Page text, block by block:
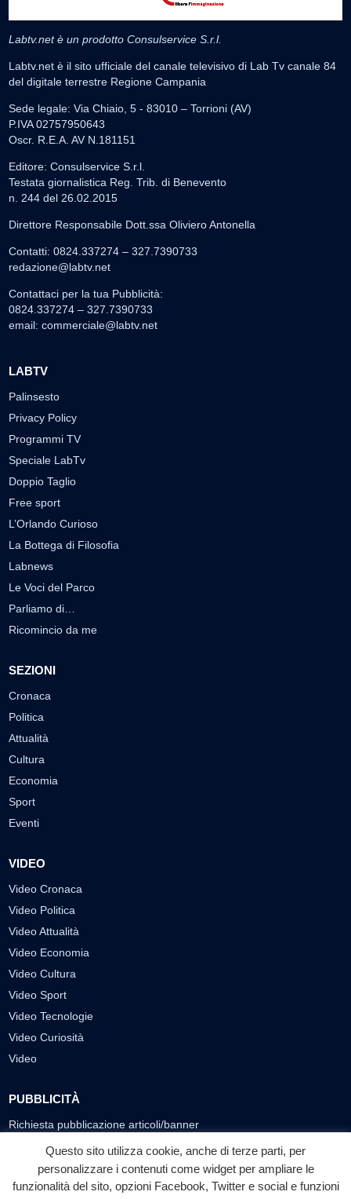
Labtv.net è un prodotto Consulservice S.r.l.
Labtv.net è il sito ufficiale del canale televisivo di Lab Tv canale 84
del digitale terrestre Regione Campania
Sede legale: Via Chiaio, 5 - 83010 – Torrioni (AV)
P.IVA 02757950643
Oscr. R.E.A. AV N.181151
Editore: Consulservice S.r.l.
Testata giornalistica Reg. Trib. di Benevento
n. 244 del 26.02.2015
Direttore Responsabile Dott.ssa Oliviero Antonella
Contatti: 0824.337274 – 327.7390733
redazione@labtv.net
Contattaci per la tua Pubblicità:
0824.337274 – 327.7390733
email: commerciale@labtv.net
LABTV
Palinsesto
Privacy Policy
Programmi TV
Speciale LabTv
Doppio Taglio
Free sport
L’Orlando Curioso
La Bottega di Filosofia
Labnews
Le Voci del Parco
Parliamo di…
Ricomincio da me
SEZIONI
Cronaca
Politica
Attualità
Cultura
Economia
Sport
Eventi
VIDEO
Video Cronaca
Video Politica
Video Attualità
Video Economia
Video Cultura
Video Sport
Video Tecnologie
Video Curiosità
Video
PUBBLICITÀ
Richiesta pubblicazione articoli/banner
SEGUICI SUI SOCIAL
f ◎ ▶
Questo sito utilizza cookie, anche di terze parti, per
personalizzare i contenuti come widget per ampliare le
funzionalità del sito, opzioni Facebook, Twitter e social e funzioni